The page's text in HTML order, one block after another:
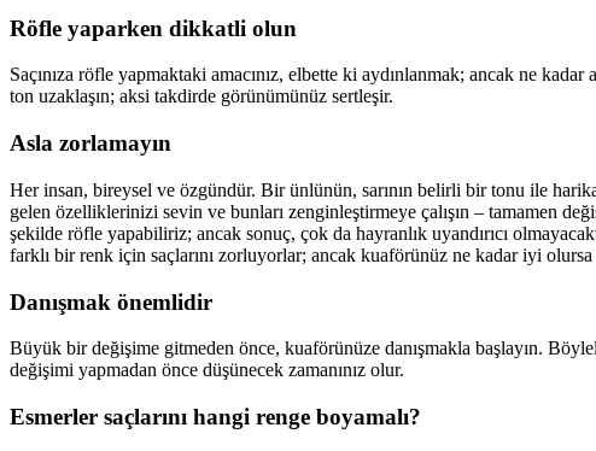
Röfle yaparken dikkatli olun
Saçınıza röfle yapmaktaki amacınız, elbette ki aydınlanmak; ancak ne
ton uzaklaşın; aksi takdirde görünümünüz sertleşir.
Asla zorlamayın
Her insan, bireysel ve özgündür. Bir ünlünün, sarının belirli bir tonu ile
gelen özelliklerinizi sevin ve bunları zenginleştirmeye çalışın – tamamen
şekilde röfle yapabiliriz; ancak sonuç, çok da hayranlık uyandırıcı
farklı bir renk için saçlarını zorluyorlar; ancak kuaförünüz ne kadar iyi
Danışmak önemlidir
Büyük bir değişime gitmeden önce, kuaförünüze danışmakla başlayın.
değişimi yapmadan önce düşünecek zamanınız olur.
Esmerler saçlarını hangi renge boyamalı?